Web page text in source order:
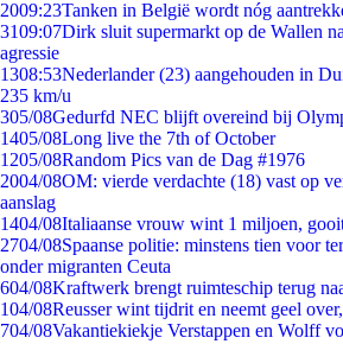
2009:23Tanken in België wordt nóg
3109:07Dirk sluit supermarkt op de Wallen
agressie
1308:53Nederlander (23) aangehouden in
235 km/u
305/08Gedurfd NEC blijft overeind bij
1405/08Long live the 7th of October
1205/08Random Pics van de Dag #1976
2004/08OM: vierde verdachte (18) vast op
aanslag
1404/08Italiaanse vrouw wint 1 miljoen,
2704/08Spaanse politie: minstens tien voor
onder migranten Ceuta
604/08Kraftwerk brengt ruimteschip terug
104/08Reusser wint tijdrit en neemt geel
704/08Vakantiekiekje Verstappen en Wolff